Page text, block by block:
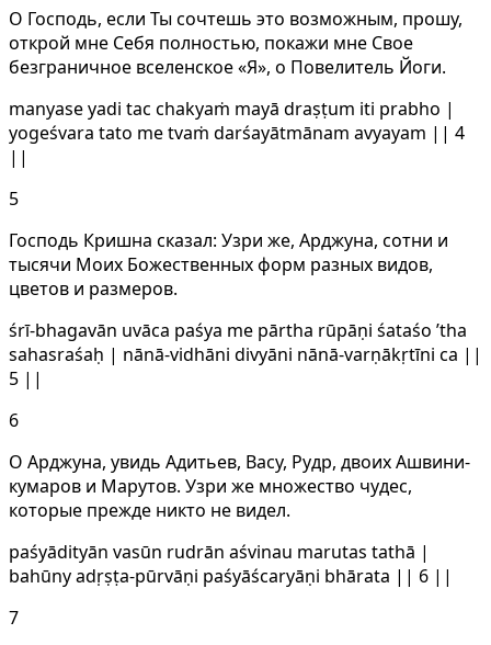
О Господь, если Ты сочтешь это возможным, прошу,
открой мне Себя полностью, покажи мне Свое
безграничное вселенское «Я», о Повелитель Йоги.
manyase yadi tac chakyaṁ mayā draṣṭum iti prabho |
yogeśvara tato me tvaṁ darśayātmānam avyayam || 4
||
5
Господь Кришна сказал: Узри же, Арджуна, сотни и
тысячи Моих Божественных форм разных видов,
цветов и размеров.
śrī-bhagavān uvāca paśya me pārtha rūpāṇi śataśo ’tha
sahasraśaḥ | nānā-vidhāni divyāni nānā-varṇākṛtīni ca ||
5 ||
6
О Арджуна, увидь Адитьев, Васу, Рудр, двоих Ашвини-
кумаров и Марутов. Узри же множество чудес,
которые прежде никто не видел.
paśyādityān vasūn rudrān aśvinau marutas tathā |
bahūny adṛṣṭa-pūrvāṇi paśyāścaryāṇi bhārata || 6 ||
7